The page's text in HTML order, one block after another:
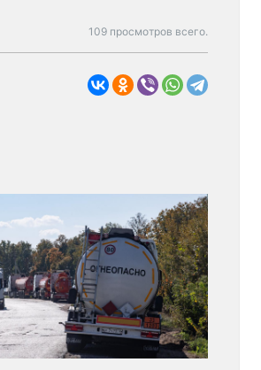
109 просмотров всего.